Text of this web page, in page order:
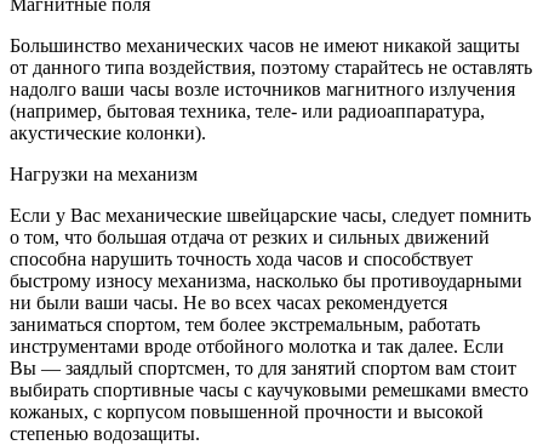
Большинство механических часов не имеют никакой защиты
от данного типа воздействия, поэтому старайтесь не оставлять
надолго ваши часы возле источников магнитного излучения
(например, бытовая техника, теле- или радиоаппаратура,
акустические колонки).
Нагрузки на механизм
Если у Вас механические швейцарские часы, следует помнить
о том, что большая отдача от резких и сильных движений
способна нарушить точность хода часов и способствует
быстрому износу механизма, насколько бы противоударными
ни были ваши часы. Не во всех часах рекомендуется
заниматься спортом, тем более экстремальным, работать
инструментами вроде отбойного молотка и так далее. Если
Вы — заядлый спортсмен, то для занятий спортом вам стоит
выбирать спортивные часы с каучуковыми ремешками вместо
кожаных, с корпусом повышенной прочности и высокой
степенью водозащиты.